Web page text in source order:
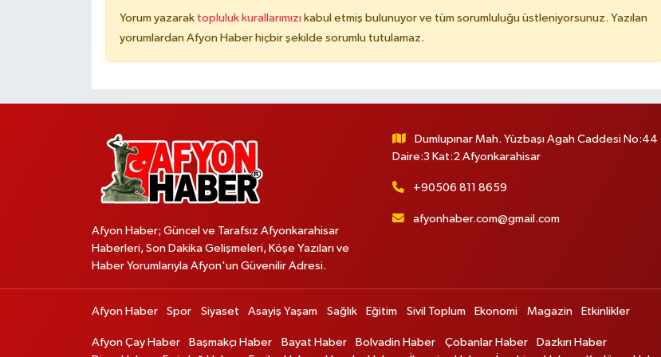
Yorum yazarak topluluk kurallarımızı kabul etmiş bulunuyor ve tüm sorumluluğu üstleniyorsunuz. Yazılan
yorumlardan Afyon Haber hiçbir şekilde sorumlu tutulamaz.
Afyon Haber; Güncel ve Tarafsız Afyonkarahisar
Haberleri, Son Dakika Gelişmeleri, Köşe Yazıları ve
Haber Yorumlarıyla Afyon'un Güvenilir Adresi.
Dumlupınar Mah. Yüzbaşı Agah Caddesi No:44
Daire:3 Kat:2 Afyonkarahisar
+90506 811 8659
afyonhaber.com@gmail.com
Afyon Haber Spor Siyaset Asayiş Yaşam Sağlık Eğitim Sivil Toplum Ekonomi Magazin Etkinlikler
Afyon Çay Haber Başmakçı Haber Bayat Haber Bolvadin Haber Çobanlar Haber
Dazkırı Haber